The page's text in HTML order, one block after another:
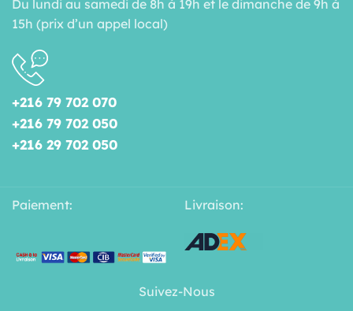
Du lundi au samedi de 8h à 19h et le dimanche de 9h à
15h (prix d’un appel local)
+216 79 702 070
+216 79 702 050
+216 29 702 050
Paiement: Livraison:
Suivez-Nous